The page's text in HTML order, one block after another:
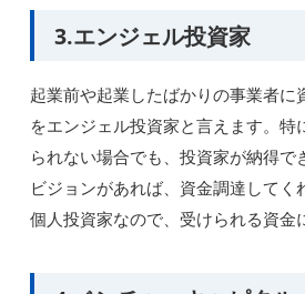
3.エンジェル投資家
起業前や起業したばかりの事業者に
をエンジェル投資家と言えます。特
られない場合でも、投資家が納得で
ビジョンがあれば、資金調達してく
個人投資家なので、受けられる資金